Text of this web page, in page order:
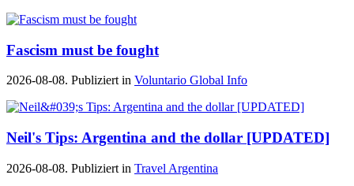
Fascism must be fought
2026-08-08. Publiziert in Voluntario Global Info
Neil's Tips: Argentina and the dollar [UPDATED]
2026-08-08. Publiziert in Travel Argentina